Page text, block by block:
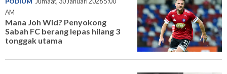
AM
Mana Joh Wid? Penyokong
Sabah FC berang lepas hilang 3
tonggak utama